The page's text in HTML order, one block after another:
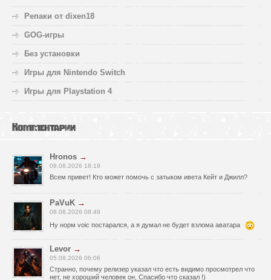
Репаки от dixen18
GOG-игры
Без установки
Игры для Nintendo Switch
Игры для Playstation 4
Комментарии
Hronos →
08.08.2026 18:19
Всем привет! Кто может помочь с затыком ивета Кейт и Джилл?
PaVuK →
08.08.2026 08:49
Ну норм voic постарался, а я думал не будет взлома аватара
Levor →
05.08.2026 06:06
Странно, почему релизер указал что есть видимо просмотрел что
нет, не хороший человек он, Спасибо что сказал !)